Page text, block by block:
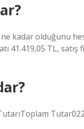
kadar olduğunu
41.419,05 TL, satış